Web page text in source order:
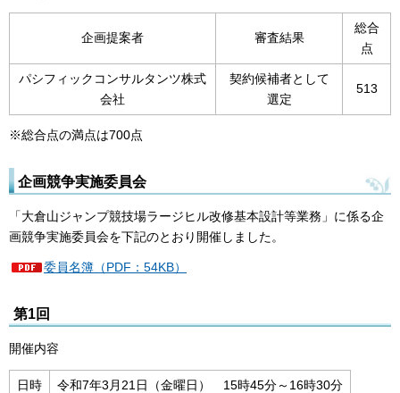
企画提案者 審査結果
総合
点
パシフィックコンサルタンツ株式
会社
契約候補者として
選定
513
※総合点の満点は700点
企画競争実施委員会
「大倉山ジャンプ競技場ラージヒル改修基本設計等業務」に係る企
画競争実施委員会を下記のとおり開催しました。
委員名簿（PDF：54KB）
第1回
開催内容
日時 令和7年3月21日（金曜日） 15時45分～16時30分